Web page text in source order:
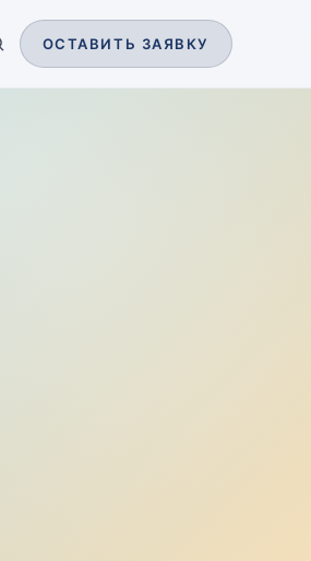
ОСТАВИТЬ ЗАЯВКУ